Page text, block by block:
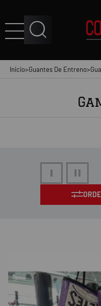
Inicio>Guantes De Entreno>